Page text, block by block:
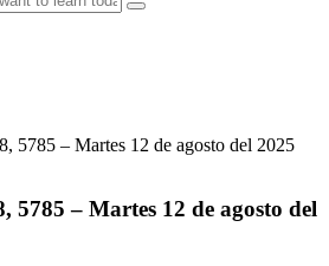
5785 – Martes 12 de agosto del 2025
5785 – Martes 12 de agosto del